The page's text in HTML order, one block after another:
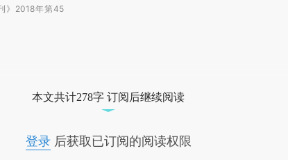
》2018年第45
本文共计278字 订阅后继续阅读
登录后获取已订阅的阅读权限